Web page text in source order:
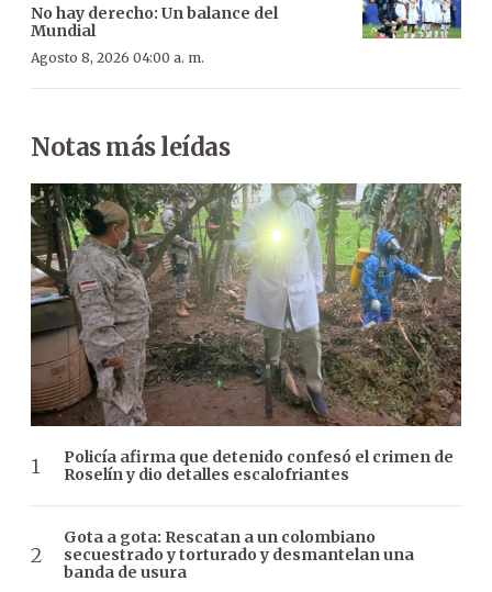
No hay derecho: Un balance del
Mundial
Agosto 8, 2026 04:00 a. m.
Notas más leídas
Policía afirma que detenido confesó el crimen de
Roselín y dio detalles escalofriantes
Gota a gota: Rescatan a un colombiano
secuestrado y torturado y desmantelan una
banda de usura